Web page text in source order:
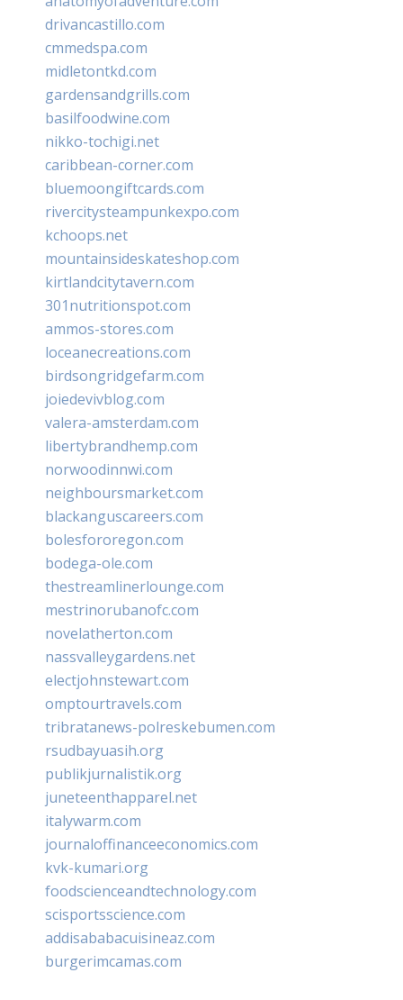
drivancastillo.com
cmmedspa.com
midletontkd.com
gardensandgrills.com
basilfoodwine.com
nikko-tochigi.net
caribbean-corner.com
bluemoongiftcards.com
rivercitysteampunkexpo.com
kchoops.net
mountainsideskateshop.com
kirtlandcitytavern.com
301nutritionspot.com
ammos-stores.com
loceanecreations.com
birdsongridgefarm.com
joiedevivblog.com
valera-amsterdam.com
libertybrandhemp.com
norwoodinnwi.com
neighboursmarket.com
blackanguscareers.com
bolesfororegon.com
bodega-ole.com
thestreamlinerlounge.com
mestrinorubanofc.com
novelatherton.com
nassvalleygardens.net
electjohnstewart.com
omptourtravels.com
tribratanews-polreskebumen.com
rsudbayuasih.org
publikjurnalistik.org
juneteenthapparel.net
italywarm.com
journaloffinanceeconomics.com
kvk-kumari.org
foodscienceandtechnology.com
scisportsscience.com
addisababacuisineaz.com
burgerimcamas.com